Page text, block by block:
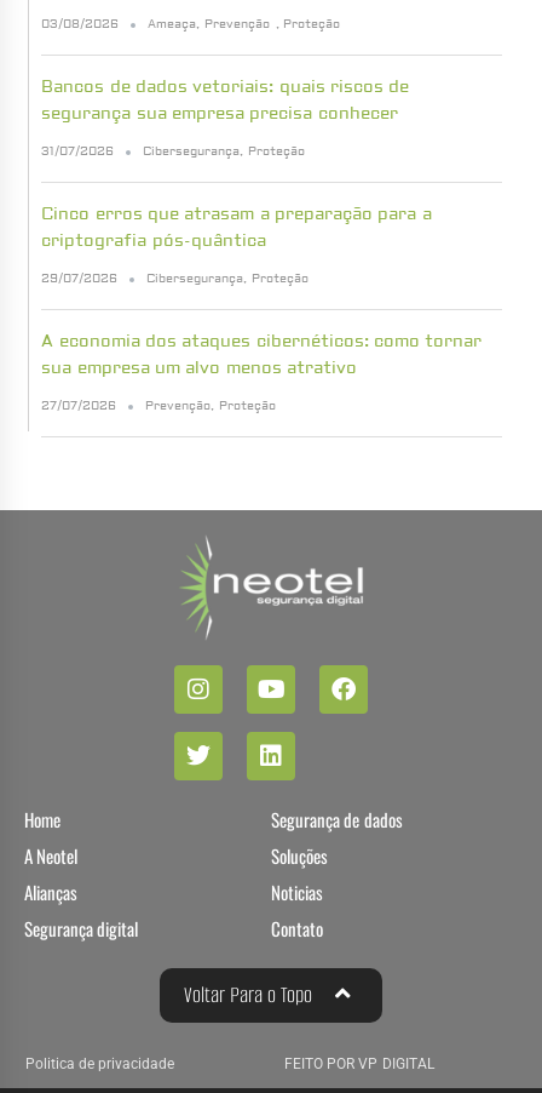
03/08/2026 Ameaça, Prevenção , Proteção
Bancos de dados vetoriais: quais riscos de
segurança sua empresa precisa conhecer
31/07/2026 Cibersegurança, Proteção
Cinco erros que atrasam a preparação para a
criptografia pós-quântica
29/07/2026 Cibersegurança, Proteção
A economia dos ataques cibernéticos: como tornar
sua empresa um alvo menos atrativo
27/07/2026 Prevenção, Proteção
Home
A Neotel
Alianças
Segurança digital
Segurança de dados
Soluções
Noticias
Contato
Voltar Para o Topo
Politica de privacidade FEITO POR VP DIGITAL